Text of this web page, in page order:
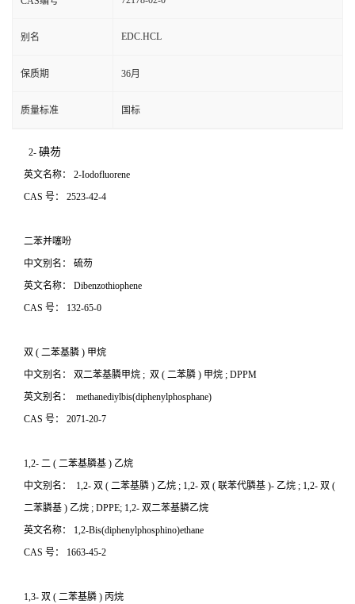
别名 EDC.HCL
保质期 36月
质量标准 国标
2- 碘芴
英文名称： 2-Iodofluorene
CAS 号： 2523-42-4
二苯并噻吩
中文别名： 硫芴
英文名称： Dibenzothiophene
CAS 号： 132-65-0
双 ( 二苯基膦 ) 甲烷
中文别名： 双二苯基膦甲烷 ; 双 ( 二苯膦 ) 甲烷 ; DPPM
英文别名： methanediylbis(diphenylphosphane)
CAS 号： 2071-20-7
1,2- 二 ( 二苯基膦基 ) 乙烷
中文别名： 1,2- 双 ( 二苯基膦 ) 乙烷 ; 1,2- 双 ( 联苯代膦基 )- 乙烷 ; 1,2- 双 (
二苯膦基 ) 乙烷 ; DPPE; 1,2- 双二苯基膦乙烷
英文名称： 1,2-Bis(diphenylphosphino)ethane
CAS 号： 1663-45-2
1,3- 双 ( 二苯基膦 ) 丙烷